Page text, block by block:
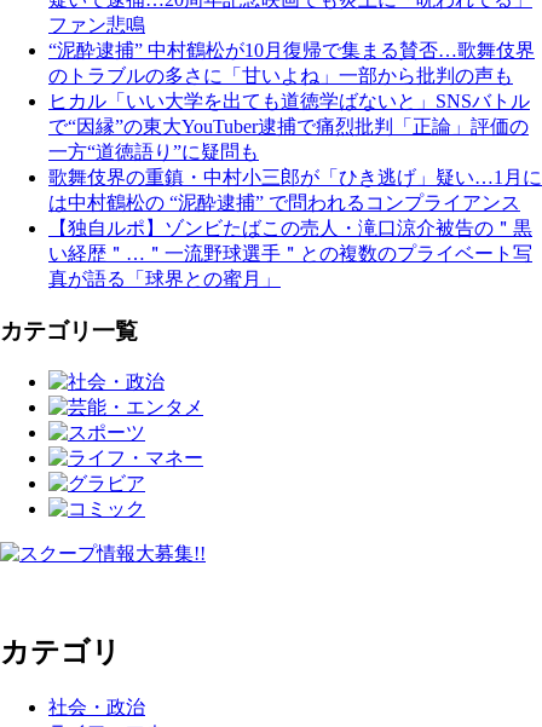
ファン悲鳴
“泥酔逮捕” 中村鶴松が10月復帰で集まる賛否…歌舞伎界
のトラブルの多さに「甘いよね」一部から批判の声も
ヒカル「いい大学を出ても道徳学ばないと」SNSバトル
で“因縁”の東大YouTuber逮捕で痛烈批判「正論」評価の
一方“道徳語り”に疑問も
歌舞伎界の重鎮・中村小三郎が「ひき逃げ」疑い…1月に
は中村鶴松の “泥酔逮捕” で問われるコンプライアンス
【独自ルポ】ゾンビたばこの売人・滝口涼介被告の＂黒
い経歴＂…＂一流野球選手＂との複数のプライベート写
真が語る「球界との蜜月」
カテゴリ一覧
カテゴリ
社会・政治